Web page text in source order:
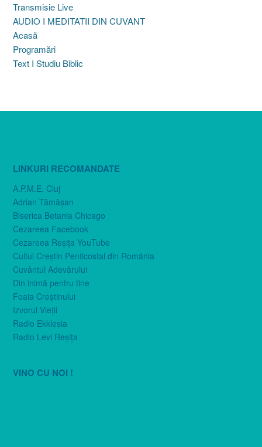
Transmisie Live
AUDIO I MEDITATII DIN CUVANT
Acasă
Programări
Text I Studiu Biblic
LINKURI RECOMANDATE
A.P.M.E. Cluj
Adrian Tămăşan
Biserica Betania Chicago
Cezareea Facebook
Cezareea Reşiţa YouTube
Cultul Creştin Penticostal din România
Cuvântul Adevărului
Din inimă pentru tine
Foaia Creştinului
Izvorul Vieţii
Radio Ekklesia
Radio Levi Reşiţa
VINO CU NOI !